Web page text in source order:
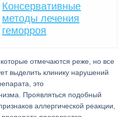
Консервативные
методы лечения
геморроя
отмечаются реже, но все
выделить клинику нарушений
это
Проявляться подобный
аллергической реакции,